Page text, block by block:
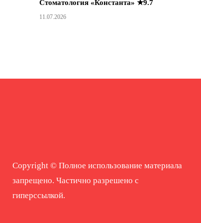
Стоматология «Константа» ★9.7
11.07.2026
Copyright © Полное использование материала
запрещено. Частично разрешено с
гиперссылкой.